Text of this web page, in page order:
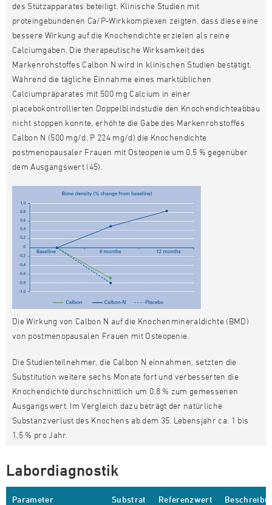
des Stützapparates beteiligt. Klinische Studien mit
proteingebundenen Ca/P-Wirkkomplexen zeigten, dass diese eine
bessere Wirkung auf die Knochendichte erzielen als reine
Calciumgaben. Die therapeutische Wirksamkeit des
Markenrohstoffes Calbon N wird in klinischen Studien bestätigt.
Während die tägliche Einnahme eines marktüblichen
Calciumpräparates mit 500 mg Calcium in einer
placebokontrollierten Doppelblindstudie den Knochendichteabbau
nicht stoppen konnte, erhöhte die Gabe des Markenrohstoffes
Calbon N (500 mg/d, P 224 mg/d) die Knochendichte
postmenopausaler Frauen mit Osteopenie um 0,5 % gegenüber
dem Ausgangswert (45).
Die Wirkung von Calbon N auf die Knochenmineraldichte (BMD)
von postmenopausalen Frauen mit Osteopenie.
Die Studienteilnehmer, die Calbon N einnahmen, setzten die
Substitution weitere sechs Monate fort und verbesserten die
Knochendichte durchschnittlich um 0,8 % zum gemessenen
Ausgangswert. Im Vergleich dazu beträgt der natürliche
Substanzverlust des Knochens ab dem 35. Lebensjahr ca. 1 bis
1,5 % pro Jahr.
Labordiagnostik
Parameter Substrat Referenzwert